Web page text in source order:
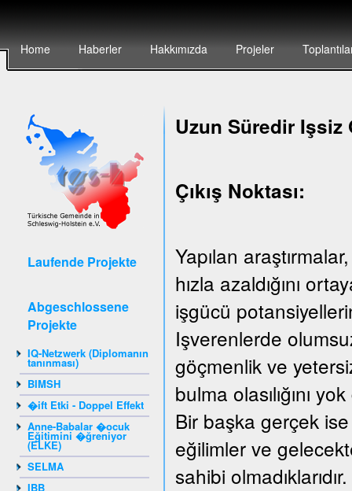
Home Haberler Hakkımızda Projeler
Laufende Projekte
Abgeschlossene
Projekte
IQ-Netzwerk (Diplomanın
tanınması)
BIMSH
�ift Etki - Doppel Effekt
Anne-Babalar �ocuk
Eğitimini �ğreniyor
(ELKE)
SELMA
IBB
Uzun Süredir Işsiz
Çıkış Noktası:
Yapılan
hızla azaldığını
işgücü
Işverenlerde
göçmenlik ve
bulma olasılığını
Bir başka gerçek
eğilimler ve
sahibi